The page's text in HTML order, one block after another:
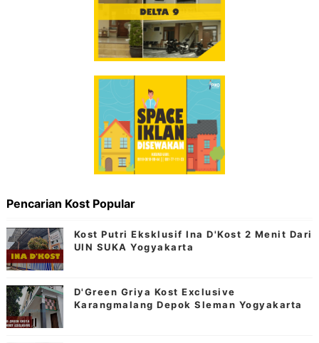
Pencarian Kost Popular
Kost Putri Eksklusif Ina D'Kost 2 Menit Dari
UIN SUKA Yogyakarta
D'Green Griya Kost Exclusive
Karangmalang Depok Sleman Yogyakarta